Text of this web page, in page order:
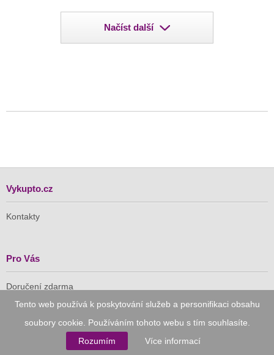
Tento web používá k poskytování služeb a personifikaci obsahu
soubory cookie. Používáním tohoto webu s tím souhlasíte.
Rozumím
Více informací
Načíst další
Vykupto.cz
Kontakty
Pro Vás
Doručení zdarma
Vykupto na Facebooku
Důvěryhodný nákup